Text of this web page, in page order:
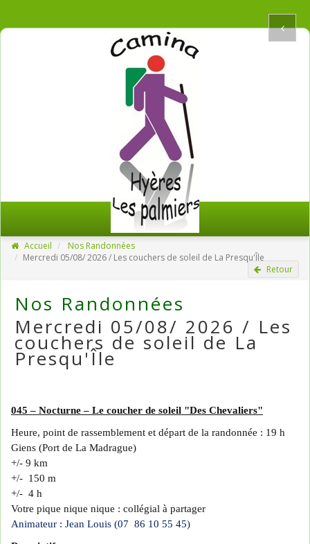
Accueil
Nos Randonnées
Mercredi 05/08/ 2026 / Les couchers de soleil de La Presqu'Île
Retour
Nos Randonnées
Mercredi 05/08/ 2026 / Les
couchers de soleil de La
Presqu'Île
045 – Nocturne – Le coucher de soleil "Des Chevaliers"
Heure, point de rassemblement et départ de la randonnée : 19 h
Giens (Port de La Madrague)
+/- 9 km
+/- 150 m
+/- 4 h
Votre pique nique nique : collégial à partager
Animateur : Jean Louis (07 86 10 55 45)